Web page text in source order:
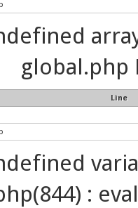
global.php
Line
: